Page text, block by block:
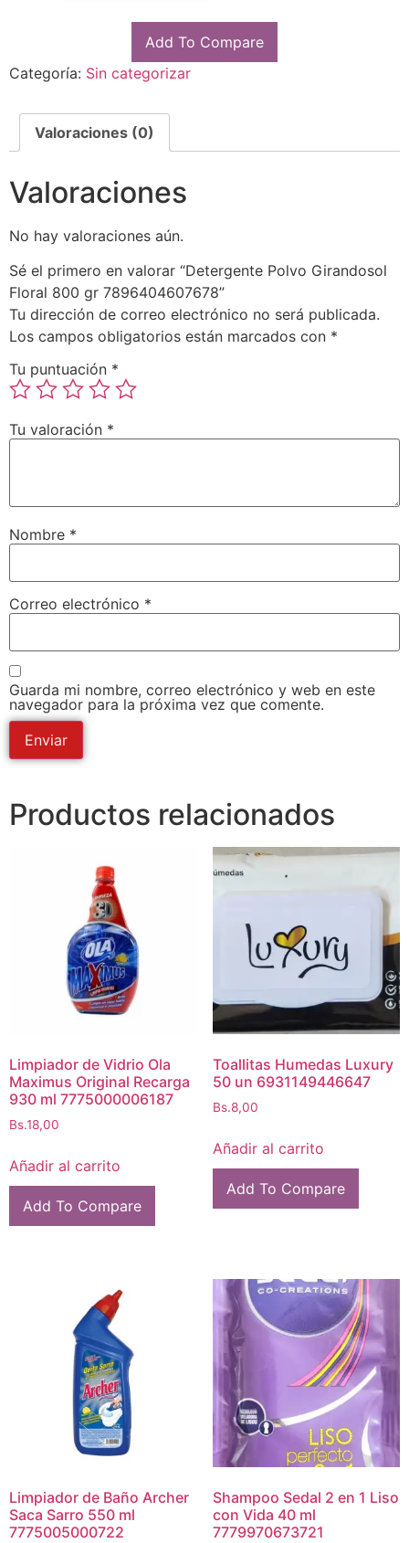
Add To Compare
Categoría: Sin categorizar
Valoraciones (0)
Valoraciones
No hay valoraciones aún.
Sé el primero en valorar “Detergente Polvo Girandosol
Floral 800 gr 7896404607678”
Tu dirección de correo electrónico no será publicada.
Los campos obligatorios están marcados con *
Tu puntuación *
Tu valoración *
Nombre *
Correo electrónico *
Guarda mi nombre, correo electrónico y web en este
navegador para la próxima vez que comente.
Productos relacionados
Limpiador de Vidrio Ola
Maximus Original Recarga
930 ml 7775000006187
Bs.18,00
Añadir al carrito
Add To Compare
Toallitas Humedas Luxury
50 un 6931149446647
Bs.8,00
Añadir al carrito
Add To Compare
Limpiador de Baño Archer
Saca Sarro 550 ml
7775005000722
Shampoo Sedal 2 en 1 Liso
con Vida 40 ml
7779970673721